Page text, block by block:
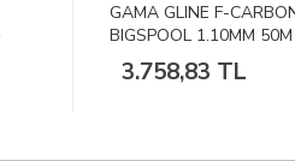
GAMA GLINE F-
BIGSPOOL 0.75MM 50M
1.887,24 TL